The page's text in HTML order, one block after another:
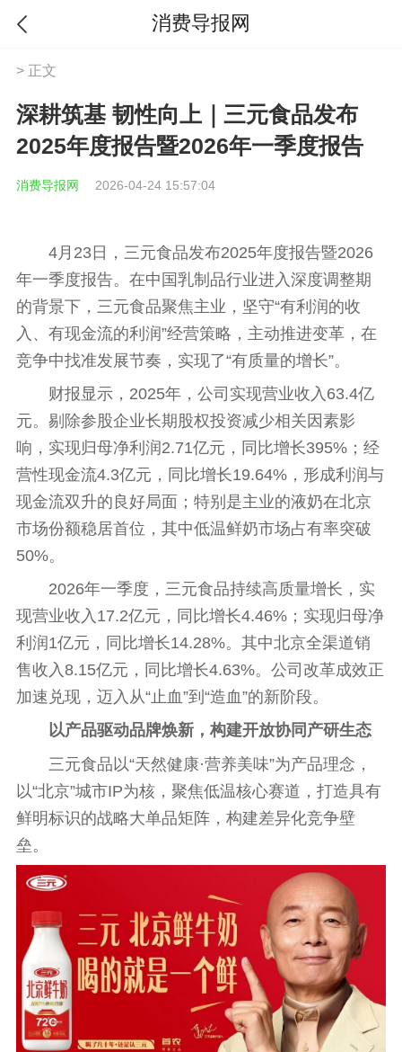
消费导报网
> 正文
深耕筑基 韧性向上｜三元食品发布
2025年度报告暨2026年一季度报告
消费导报网 2026-04-24 15:57:04
4月23日，三元食品发布2025年度报告暨2026
年一季度报告。在中国乳制品行业进入深度调整期
的背景下，三元食品聚焦主业，坚守“有利润的收
入、有现金流的利润”经营策略，主动推进变革，在
竞争中找准发展节奏，实现了“有质量的增长”。
财报显示，2025年，公司实现营业收入63.4亿
元。剔除参股企业长期股权投资减少相关因素影
响，实现归母净利润2.71亿元，同比增长395%；经
营性现金流4.3亿元，同比增长19.64%，形成利润与
现金流双升的良好局面；特别是主业的液奶在北京
市场份额稳居首位，其中低温鲜奶市场占有率突破
50%。
2026年一季度，三元食品持续高质量增长，实
现营业收入17.2亿元，同比增长4.46%；实现归母净
利润1亿元，同比增长14.28%。其中北京全渠道销
售收入8.15亿元，同比增长4.63%。公司改革成效正
加速兑现，迈入从“止血”到“造血”的新阶段。
以产品驱动品牌焕新，构建开放协同产研生态
三元食品以“天然健康·营养美味”为产品理念，
以“北京”城市IP为核，聚焦低温核心赛道，打造具有
鲜明标识的战略大单品矩阵，构建差异化竞争壁
垒。